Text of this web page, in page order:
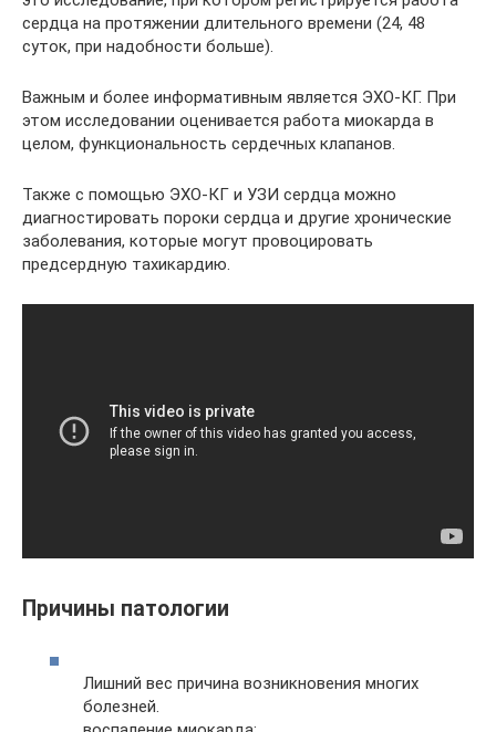
сердца на протяжении длительного времени (24, 48
суток, при надобности больше).
Важным и более информативным является ЭХО-КГ. При
этом исследовании оценивается работа миокарда в
целом, функциональность сердечных клапанов.
Также с помощью ЭХО-КГ и УЗИ сердца можно
диагностировать пороки сердца и другие хронические
заболевания, которые могут провоцировать
предсердную тахикардию.
Причины патологии
Лишний вес причина возникновения многих
болезней.